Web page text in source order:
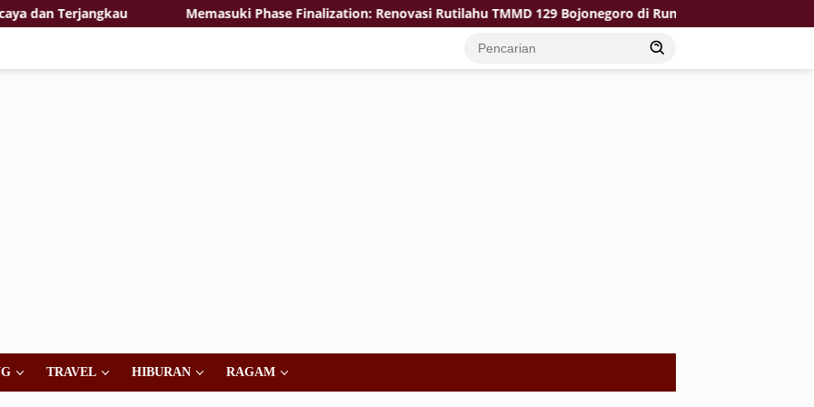
Memasuki Phase Finalization: Renovasi Rutilahu TMMD 129 Bojonegoro di Rumah Pak Koko Dikebut
TRAVEL HIBURAN RAGAM